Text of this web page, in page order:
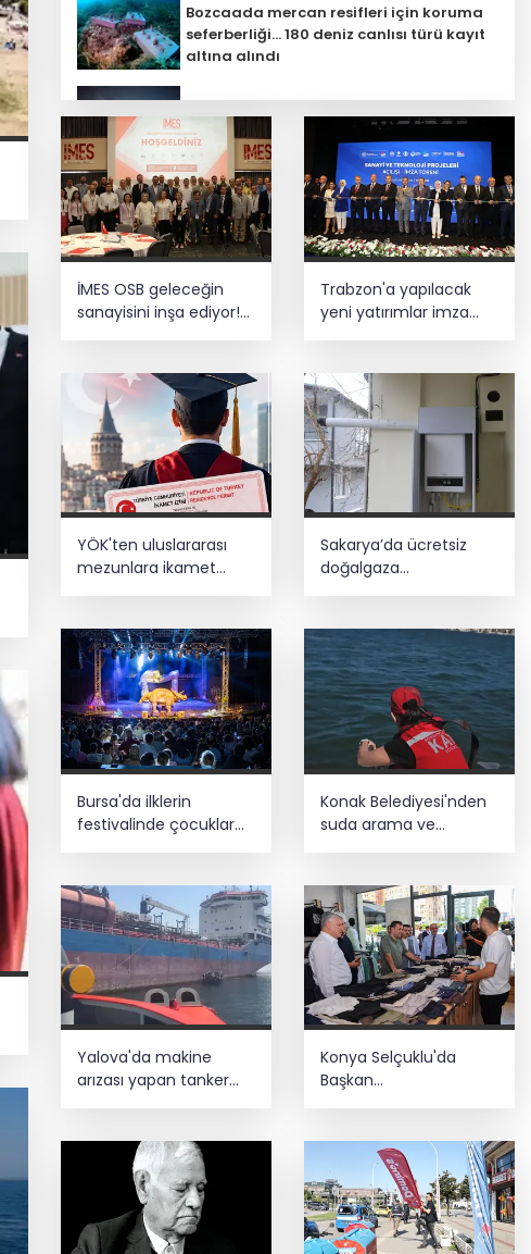
Bozcaada mercan resifleri için koruma
seferberliği... 180 deniz canlısı türü kayıt
altına alındı
Erciyes'te buluşturacak
MGK bugün toplanıyor... Gündem
'Terörsüz Türkiye'
Teröristler teslim olmaya devam
ediyor... Hudutlarda 490 kişi yakalandı
'sanal kumar' alarmı!
İMES OSB geleceğin
sanayisini inşa ediyor!
Trabzon'a yapılacak
yeni yatırımlar imza
YÖK'ten uluslararası
mezunlara ikamet
kolaylığı... Süre 2 yıla
Sakarya’da ücretsiz
doğalgaza
kavuşacaklar
Bursa'da ilklerin
festivalinde çocuklar
Konak Belediyesi'nden
suda arama ve
Yalova'da makine
arızası yapan tanker
güvenli bölgeye çekildi
Konya Selçuklu'da
Başkan
Pekyatırmacı'dan